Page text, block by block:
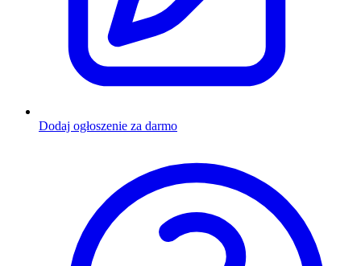
Dodaj ogłoszenie za darmo